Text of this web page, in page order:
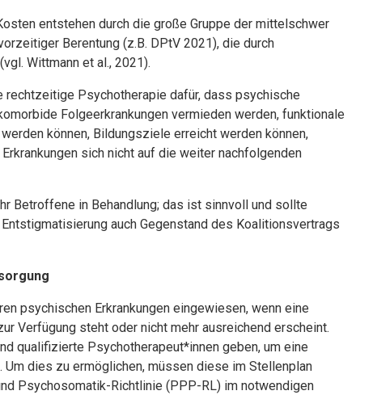
entstehen durch die große Gruppe der mittelschwer
Berentung (z.B. DPtV 2021), die durch
Wittmann et al., 2021).
Psychotherapie dafür, dass psychische
Folgeerkrankungen vermieden werden, funktionale
können, Bildungsziele erreicht werden können,
sich nicht auf die weiter nachfolgenden
Betroffene in Behandlung; das ist sinnvoll und sollte
auch Gegenstand des Koalitionsvertrags
psychischen Erkrankungen einge­wiesen, wenn eine
Verfügung steht oder nicht mehr ausreichend erscheint.
qualifizierte Psychotherapeut*innen geben, um eine
Um dies zu ermöglichen, müssen diese im Stellenplan
Psychosomatik-Richtlinie (PPP-RL) im notwendigen